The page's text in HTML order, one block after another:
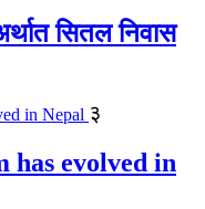
सितल निवास
३
has evolved in